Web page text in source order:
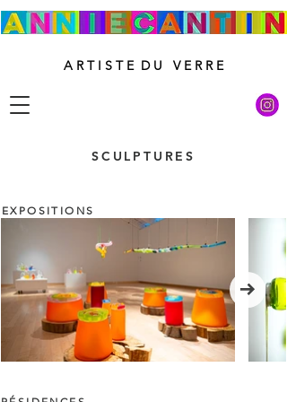
A R T I S T E D U V E R R E
SCULPTURES
EXPOSITIONS